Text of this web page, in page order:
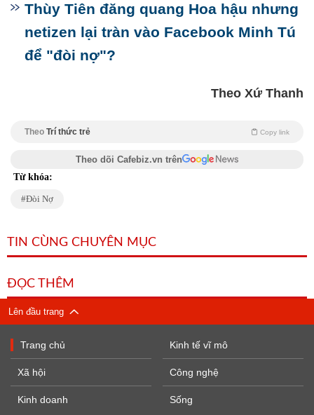
Thùy Tiên đăng quang Hoa hậu nhưng
netizen lại tràn vào Facebook Minh Tú
để "đòi nợ"?
Theo Xứ Thanh
Theo Trí thức trẻ Copy link
Theo dõi Cafebiz.vn trên
Từ khóa:
Đòi Nợ
TIN CÙNG CHUYÊN MỤC
ĐỌC THÊM
Lên đầu trang
Trang chủ
Xã hội
Kinh doanh
Kinh tế vĩ mô
Công nghệ
Sống